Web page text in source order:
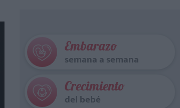
Embarazo
semana a semana
Crecimiento
del bebé